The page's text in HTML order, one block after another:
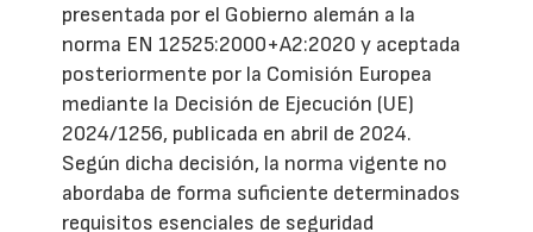
presentada por el Gobierno alemán a la
norma EN 12525:2000+A2:2020 y aceptada
posteriormente por la Comisión Europea
mediante la Decisión de Ejecución (UE)
2024/1256, publicada en abril de 2024.
Según dicha decisión, la norma vigente no
abordaba de forma suficiente determinados
requisitos esenciales de seguridad